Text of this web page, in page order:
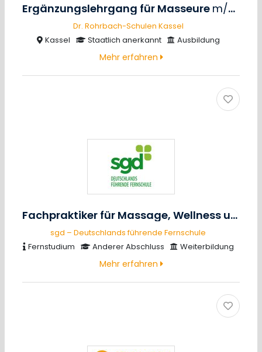
Ergänzungslehrgang für Masseure m/w/d
Dr. Rohrbach-Schulen Kassel
Kassel
Staatlich anerkannt Ausbildung
Mehr erfahren
Fachpraktiker für Massage, Wellness und Prävention
sgd – Deutschlands führende Fernschule
Fernstudium
Anderer Abschluss Weiterbildung
Mehr erfahren